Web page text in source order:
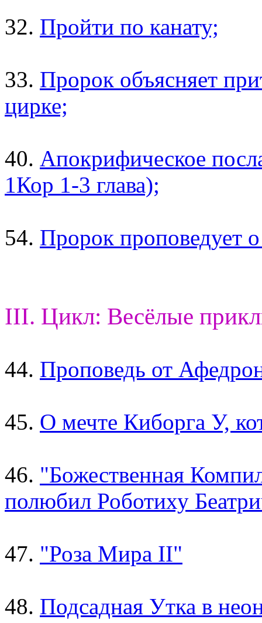
32. Пройти по канату;
33. Пророк объясняет
цирке;
40. Апокрифическое
1Кор 1-3 глава);
54. Пророк проповедует
III. Цикл: Весёлые
44. Проповедь от
45. О мечте Киборга У,
46. "Божественная
полюбил Роботиху
47. "Роза Мира II"
48. Подсадная Утка в